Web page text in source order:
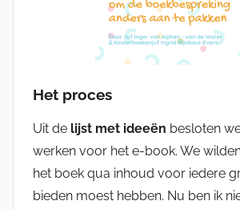
Het proces
Uit de lijst met ideeën besloten
werken voor het e-book. We
het boek qua inhoud voor iedere
bieden moest hebben. Nu ben ik